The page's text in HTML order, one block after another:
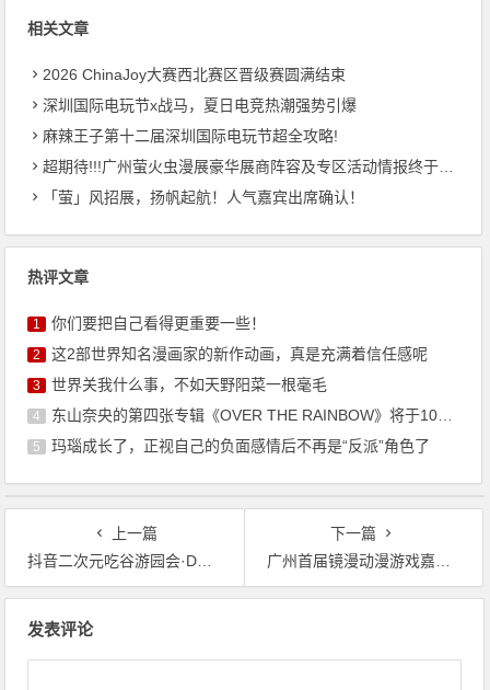
相关文章
2026 ChinaJoy大赛西北赛区晋级赛圆满结束
深圳国际电玩节x战马，夏日电竞热潮强势引爆
麻辣王子第十二届深圳国际电玩节超全攻略!
超期待!!!广州萤火虫漫展豪华展商阵容及专区活动情报终于来啦！
「萤」风招展，扬帆起航！人气嘉宾出席确认！
热评文章
1 你们要把自己看得更重要一些！
2 这2部世界知名漫画家的新作动画，真是充满着信任感呢
3 世界关我什么事，不如天野阳菜一根毫毛
4 东山奈央的第四张专辑《OVER THE RAINBOW》将于10月7日发售
5 玛瑙成长了，正视自己的负面感情后不再是“反派”角色了
上一篇
抖音二次元吃谷游园会·D漫盛典，用动漫的方式纪念这个夏天！
下一篇
广州首届镜漫动漫游戏嘉年华来啦！
发表评论